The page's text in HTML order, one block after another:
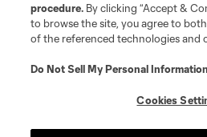
procedure. By clicking “Accept &
to browse the site, you agree to
of the referenced technologies and
Do Not Sell My Personal Information
Cookies